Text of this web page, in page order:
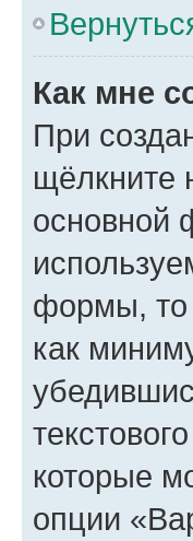
Как мне
При
щёлкните
основной
формы, то
как
которые
опции